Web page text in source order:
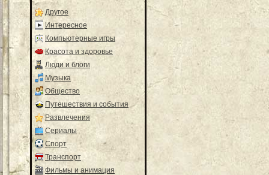
Другое
Интересное
Компьютерные игры
Красота и здоровье
Люди и блоги
Музыка
Общество
Путешествия и события
Развлечения
Сериалы
Спорт
Транспорт
Фильмы и анимация